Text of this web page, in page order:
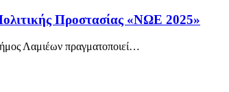
Προστασίας «ΝΩΕ 2025»
Λαμιέων πραγματοποιεί…